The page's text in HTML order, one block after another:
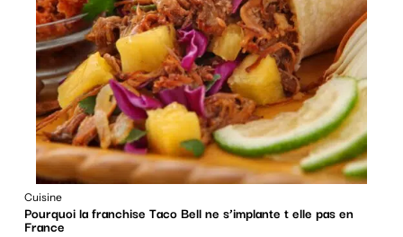
Cuisine
Pourquoi la franchise Taco Bell ne s’implante t elle pas en
France